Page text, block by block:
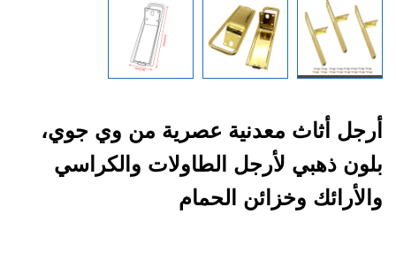
أرجل أثاث معدنية عصرية من وي جوي،
بلون ذهبي لأرجل الطاولات والكراسي
والأرائك وخزائن الحمام